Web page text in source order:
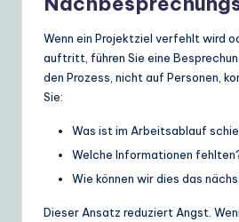
Wenn ein Projektziel verfehlt wird
auftritt, führen Sie eine
den Prozess, nicht auf Personen,
Sie:
Was ist im Arbeitsablauf
Welche Informationen
Wie können wir dies das
Dieser Ansatz reduziert Angst.